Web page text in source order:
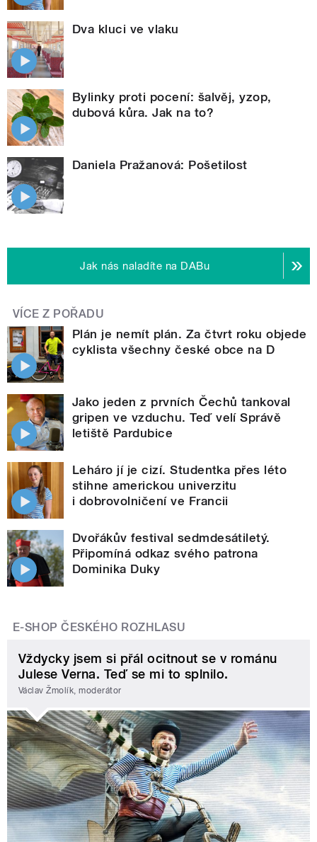
Dva kluci ve vlaku
Bylinky proti pocení: šalvěj, yzop,
dubová kůra. Jak na to?
Daniela Pražanová: Pošetilost
Jak nás naladíte na DABu
VÍCE Z POŘADU
Plán je nemít plán. Za čtvrt roku objede
cyklista všechny české obce na D
Jako jeden z prvních Čechů tankoval
gripen ve vzduchu. Teď velí Správě
letiště Pardubice
Leháro jí je cizí. Studentka přes léto
stihne americkou univerzitu
i dobrovolničení ve Francii
Dvořákův festival sedmdesátiletý.
Připomíná odkaz svého patrona
Dominika Duky
E-SHOP ČESKÉHO ROZHLASU
Vždycky jsem si přál ocitnout se v románu
Julese Verna. Teď se mi to splnilo.
Václav Žmolík, moderátor